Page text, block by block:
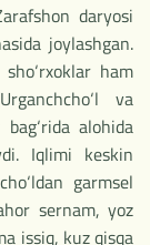
daryosi
joylashgan.
ham
va
alohida
Iqlimi keskin
garmsel
sernam, yoz
issiq, kuz qisqa